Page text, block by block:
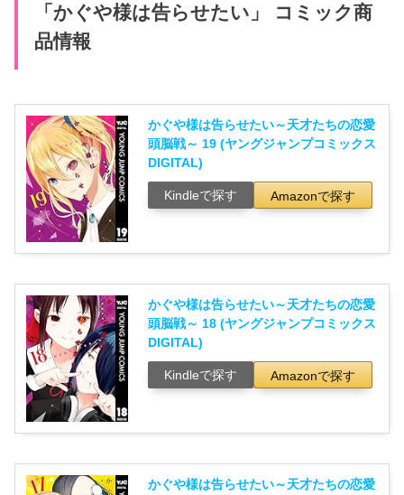
「かぐや様は告らせたい」 コミック商
品情報
かぐや様は告らせたい～天才たちの恋愛
頭脳戦～ 19 (ヤングジャンプコミックス
DIGITAL)
Kindleで探す Amazonで探す
かぐや様は告らせたい～天才たちの恋愛
頭脳戦～ 18 (ヤングジャンプコミックス
DIGITAL)
Kindleで探す Amazonで探す
かぐや様は告らせたい～天才たちの恋愛